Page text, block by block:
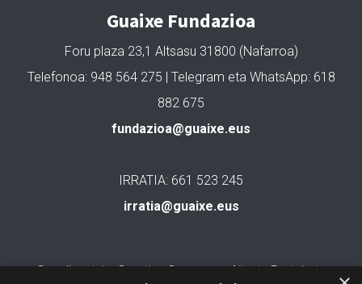
Guaixe Fundazioa
Foru plaza 23,1 Altsasu 31800 (Nafarroa)
Telefonoa: 948 564 275 | Telegram eta WhatsApp: 618
882 675
fundazioa@guaixe.eus
IRRATIA: 661 523 245
irratia@guaixe.eus
Gure lizentzia: Creative Commons Aitortu Partekatu